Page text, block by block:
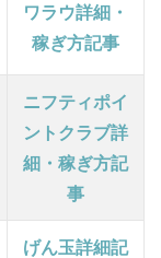
ワラウ詳細・
稼ぎ方記事
ニフティポイ
ントクラブ詳
細・稼ぎ方記
事
げん玉詳細記